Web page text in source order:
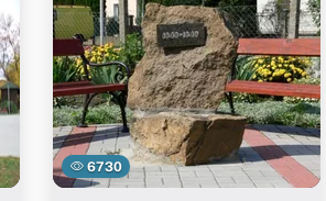
6730